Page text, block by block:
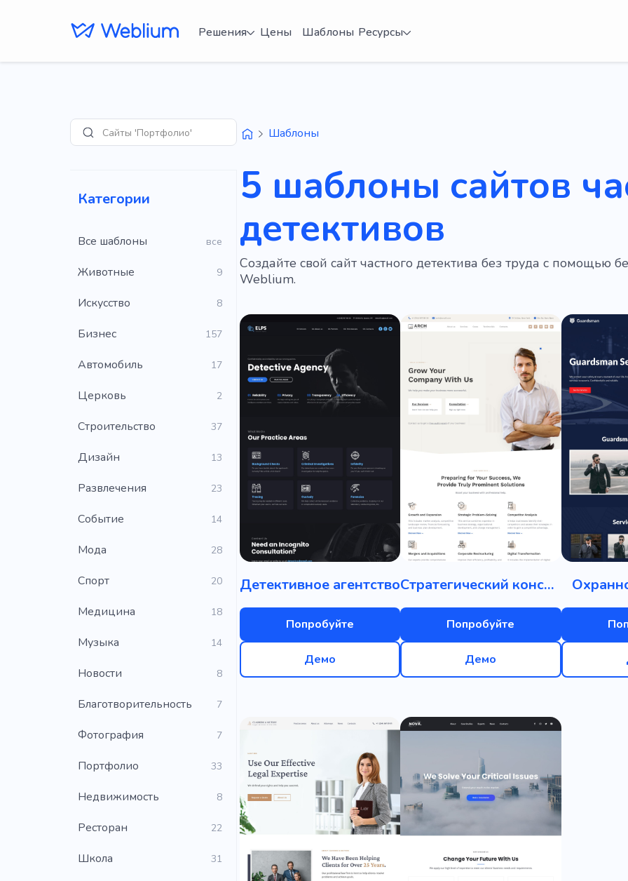
Решения Цены Шаблоны Ресурсы
ПоискСайты 'Портфолио'
Категории
Все шаблоны все
Животные 9
Искусство 8
Бизнес 157
Автомобиль 17
Церковь 2
Строительство 37
Дизайн 13
Развлечения 23
Событие 14
Мода 28
Cпорт 20
Медицина 18
Музыка 14
Новости 8
Благотворительность 7
Фотография 7
Портфолио 33
Недвижимость 8
Ресторан 22
Школа 31
Шаблоны
5 шаблоны сайтов
детективов
Создайте свой сайт частного детектива без труда с помощью
Weblium.
Детективное агентство
Попробуйте
Демо
Стратегический консалтинг
Попробуйте
Демо